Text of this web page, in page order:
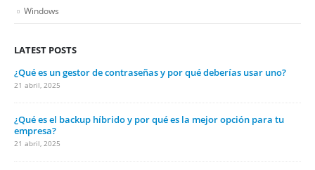
Windows
LATEST POSTS
¿Qué es un gestor de contraseñas y por qué deberías usar uno?
21 abril, 2025
¿Qué es el backup híbrido y por qué es la mejor opción para tu
empresa?
21 abril, 2025